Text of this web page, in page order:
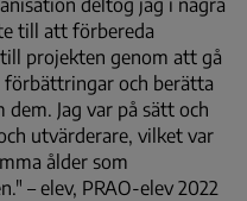
till att förbereda
projekten genom att gå
och berätta
Jag var på sätt och
utvärderare, vilket var
ålder som
– elev, PRAO-elev 2022